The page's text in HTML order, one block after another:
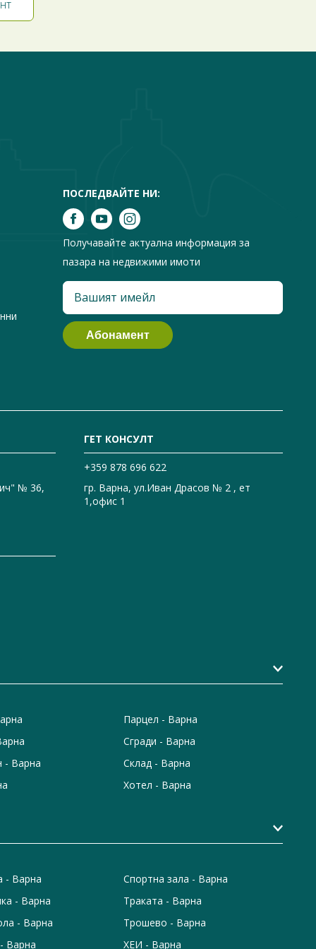
ПОСЛЕДВАЙТЕ НИ:
Получавайте актуална информация за
пазара на недвижими имоти
№ 36,
ГЕТ КОНСУЛТ
+359 878 696 622
гр. Варна, ул.Иван Драсов № 2 , ет
1,офис 1
- Варна
Парцел - Варна
Сгради - Варна
Склад - Варна
Хотел - Варна
- Варна
- Варна
- Варна
Варна
Спортна зала - Варна
Траката - Варна
Трошево - Варна
ХЕИ - Варна